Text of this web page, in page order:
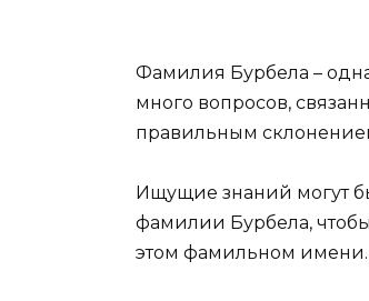
Фамилия Бурбела –
много вопросов,
правильным
Ищущие знаний могут
фамилии Бурбела,
этом фамильном имени.